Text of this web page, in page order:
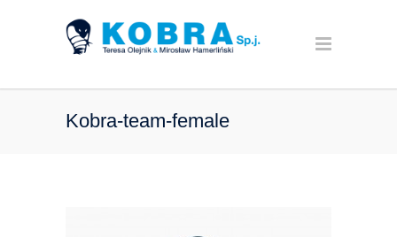
Kobra-team-female